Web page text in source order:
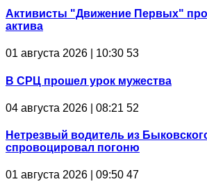
Активисты "Движение Первых"
актива
01 августа 2026 | 10:30 53
В СРЦ прошел урок мужества
04 августа 2026 | 08:21 52
Нетрезвый водитель из
спровоцировал погоню
01 августа 2026 | 09:50 47